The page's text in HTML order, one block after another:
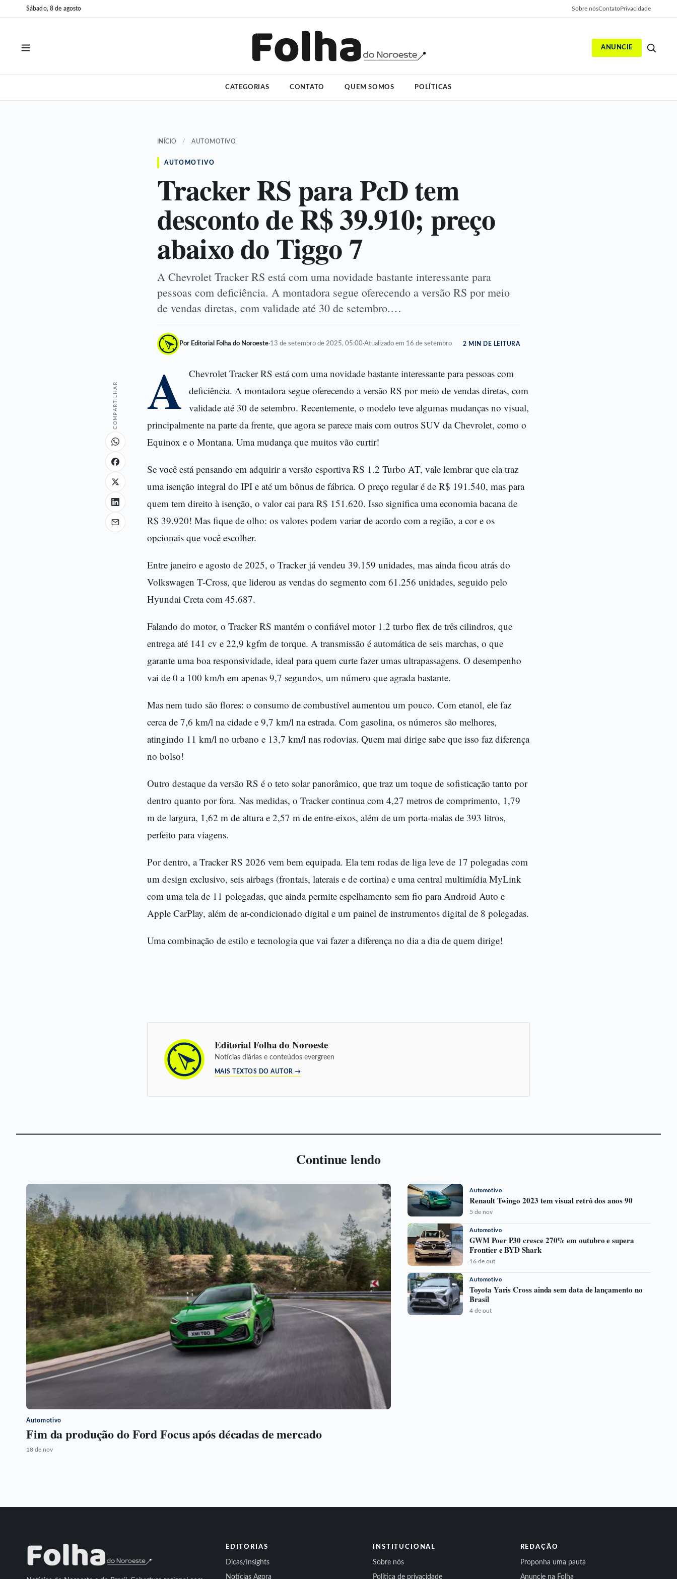
para
para
Sábado, 8 de agosto Sobre nósContatoPrivacidade
ANUNCIE
CATEGORIAS CONTATO QUEM SOMOS POLÍTICAS
INÍCIO / AUTOMOTIVO
AUTOMOTIVO
Tracker RS para PcD tem
desconto de R$ 39.910; preço
abaixo do Tiggo 7
A Chevrolet Tracker RS está com uma novidade bastante interessante para
pessoas com deficiência. A montadora segue oferecendo a versão RS por meio
de vendas diretas, com validade até 30 de setembro.…
Por Editorial Folha do Noroeste·13 de setembro de 2025, 05:00·Atualizado em 16 de setembro 2 MIN DE LEITURA
COMPARTILHAR A Chevrolet Tracker RS está com uma novidade bastante interessante para pessoas com
deficiência. A montadora segue oferecendo a versão RS por meio de vendas diretas, com
validade até 30 de setembro. Recentemente, o modelo teve algumas mudanças no visual,
principalmente na parte da frente, que agora se parece mais com outros SUV da Chevrolet, como o
Equinox e o Montana. Uma mudança que muitos vão curtir!
Se você está pensando em adquirir a versão esportiva RS 1.2 Turbo AT, vale lembrar que ela traz
uma isenção integral do IPI e até um bônus de fábrica. O preço regular é de R$ 191.540, mas para
quem tem direito à isenção, o valor cai para R$ 151.620. Isso significa uma economia bacana de
R$ 39.920! Mas fique de olho: os valores podem variar de acordo com a região, a cor e os
opcionais que você escolher.
Entre janeiro e agosto de 2025, o Tracker já vendeu 39.159 unidades, mas ainda ficou atrás do
Volkswagen T-Cross, que liderou as vendas do segmento com 61.256 unidades, seguido pelo
Hyundai Creta com 45.687.
Falando do motor, o Tracker RS mantém o confiável motor 1.2 turbo flex de três cilindros, que
entrega até 141 cv e 22,9 kgfm de torque. A transmissão é automática de seis marchas, o que
garante uma boa responsividade, ideal para quem curte fazer umas ultrapassagens. O desempenho
vai de 0 a 100 km/h em apenas 9,7 segundos, um número que agrada bastante.
Mas nem tudo são flores: o consumo de combustível aumentou um pouco. Com etanol, ele faz
cerca de 7,6 km/l na cidade e 9,7 km/l na estrada. Com gasolina, os números são melhores,
atingindo 11 km/l no urbano e 13,7 km/l nas rodovias. Quem mai dirige sabe que isso faz diferença
no bolso!
Outro destaque da versão RS é o teto solar panorâmico, que traz um toque de sofisticação tanto por
dentro quanto por fora. Nas medidas, o Tracker continua com 4,27 metros de comprimento, 1,79
m de largura, 1,62 m de altura e 2,57 m de entre-eixos, além de um porta-malas de 393 litros,
perfeito para viagens.
Por dentro, a Tracker RS 2026 vem bem equipada. Ela tem rodas de liga leve de 17 polegadas com
um design exclusivo, seis airbags (frontais, laterais e de cortina) e uma central multimídia MyLink
com uma tela de 11 polegadas, que ainda permite espelhamento sem fio para Android Auto e
Apple CarPlay, além de ar-condicionado digital e um painel de instrumentos digital de 8 polegadas.
Uma combinação de estilo e tecnologia que vai fazer a diferença no dia a dia de quem dirige!
Editorial Folha do Noroeste
Notícias diárias e conteúdos evergreen
MAIS TEXTOS DO AUTOR →
Continue lendo
Automotivo
Fim da produção do Ford Focus após décadas de mercado
18 de nov
Automotivo
Renault Twingo 2023 tem visual retrô dos anos 90
5 de nov
Automotivo
GWM Poer P30 cresce 270% em outubro e supera
Frontier e BYD Shark
16 de out
Automotivo
Toyota Yaris Cross ainda sem data de lançamento no
Brasil
4 de out
EDITORIAS
Dicas/Insights
Notícias Agora
INSTITUCIONAL
Sobre nós
Política de privacidade
REDAÇÃO
Proponha uma pauta
Anuncie na Folha